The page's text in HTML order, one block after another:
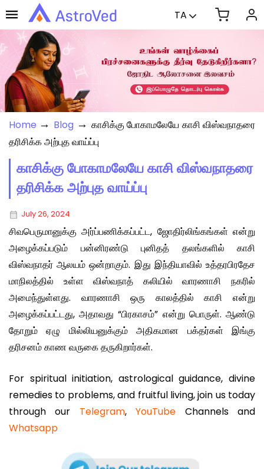
TA
Home → Blog → காசிக்கு போகாமலேயே காசி விஸ்வநாதரை
தரிசிக்க அற்புத வாய்ப்பு
காசிக்கு போகாமலேயே காசி விஸ்வநாதரை
தரிசிக்க அற்புத வாய்ப்பு
July 26, 2024
சிவபெருமானுக்கு அர்ப்பணிக்கப்பட்ட, ஜோதிர்லிங்கங்கள் என்று
அழைக்கப்படும் பன்னிரண்டு புனிதத் தலங்களில் காசி
விஸ்வநாதர் ஆலயம் ஒன்றாகும். இது இந்தியாவில் உத்தரபிரதேச
மாநிலத்தில் உள்ள விஸ்வநாத் கலியில் வாரணாசி நகரில்
அமைந்துள்ளது. வாரணாசி ஒரு காலத்தில் காசி என்று
அழைக்கப்பட்டது, அதாவது “பிரகாசம்” என்று பொருள். ஆண்டு
தோறும் ஏழு மில்லியனுக்கும் அதிகமான பக்தர்கள் இங்கு
தரிசனம் காண வருகை தருகிறார்கள்.
For spiritual initiation, astrological guidance, divine
remedies to problems, and fruitful living, join us today
through our Telegram,YouTube Channels and
Whatsapp